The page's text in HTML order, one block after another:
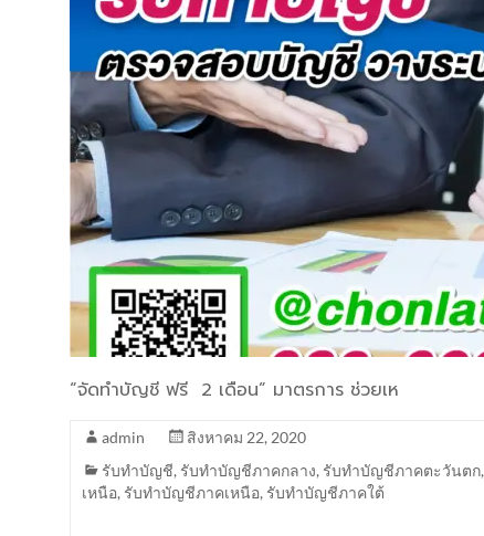
“จัดทำบัญชี ฟรี 2 เดือน” มาตรการ ช่วยเห
admin
สิงหาคม 22, 2020
รับทำบัญชี, รับทำบัญชีภาคกลาง, รับทำบัญชีภาคตะวันตก,
เหนือ, รับทำบัญชีภาคเหนือ, รับทำบัญชีภาคใต้